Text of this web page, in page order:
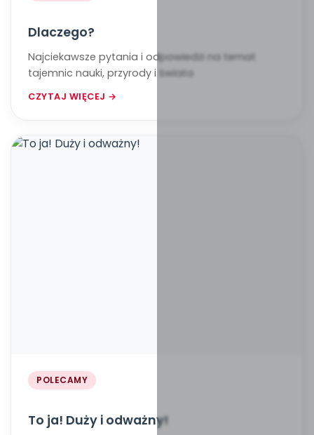
Dlaczego?
Najciekawsze pytania i odpowiedzi na temat
tajemnic nauki, przyrody i świata
CZYTAJ WIĘCEJ →
POLECAMY
To ja! Duży i odważny!